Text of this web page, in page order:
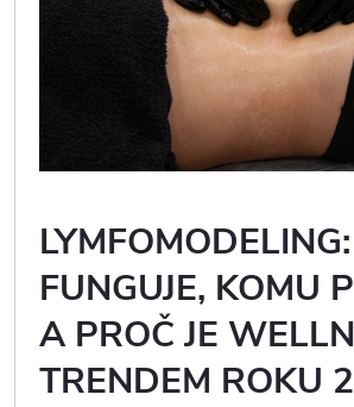
FUNGUJE, KOMU
A PROČ JE
TRENDEM ROKU